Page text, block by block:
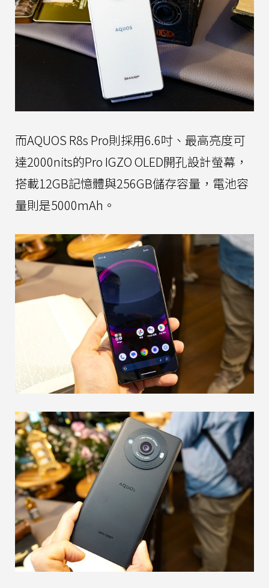
而AQUOS R8s Pro則採用6.6吋、最高亮度可
達2000nits的Pro IGZO OLED開孔設計螢幕，
搭載12GB記憶體與256GB儲存容量，電池容
量則是5000mAh。